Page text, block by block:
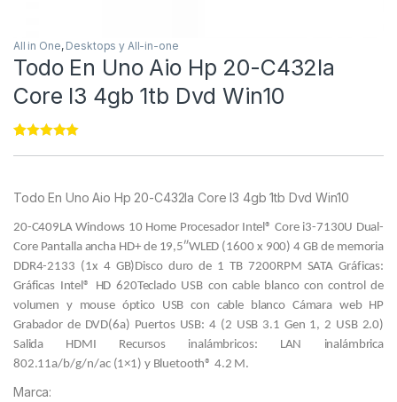
All in One, Desktops y All-in-one
Todo En Uno Aio Hp 20-C432la
Core I3 4gb 1tb Dvd Win10
ratings
Todo En Uno Aio Hp 20-C432la Core I3 4gb 1tb Dvd Win10
20-C409LA Windows 10 Home Procesador Intel® Core i3-7130U Dual-
Core Pantalla ancha HD+ de 19,5″WLED (1600 x 900) 4 GB de memoria
DDR4-2133 (1x 4 GB)Disco duro de 1 TB 7200RPM SATA Gráficas:
Gráficas Intel® HD 620Teclado USB con cable blanco con control de
volumen y mouse óptico USB con cable blanco Cámara web HP
Grabador de DVD(6a) Puertos USB: 4 (2 USB 3.1 Gen 1, 2 USB 2.0)
Salida HDMI Recursos inalámbricos: LAN inalámbrica
802.11a/b/g/n/ac (1×1) y Bluetooth® 4.2 M.
Marca: